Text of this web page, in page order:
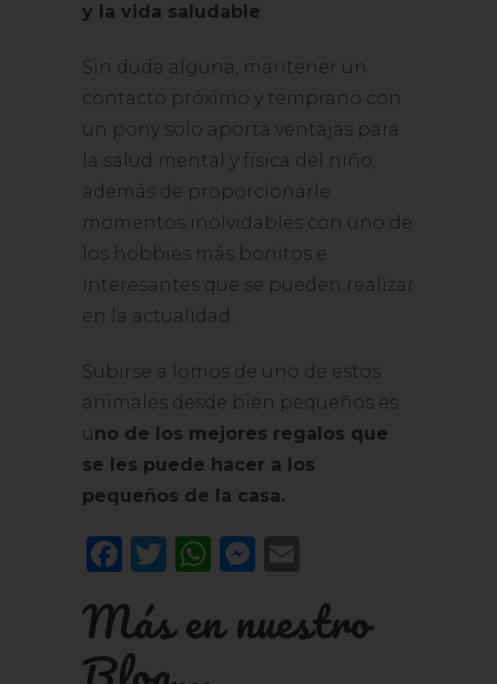
y la vida saludable
Sin duda alguna, mantener un
contacto próximo y temprano con
un pony solo aporta ventajas para
la salud mental y física del niño,
además de proporcionarle
momentos inolvidables con uno de
los hobbies más bonitos e
interesantes que se pueden realizar
en la actualidad.
Subirse a lomos de uno de estos
animales desde bien pequeños es
uno de los mejores regalos que
se les puede hacer a los
pequeños de la casa.
Facebook
Twitter
WhatsApp
Messenger
Más en nuestro